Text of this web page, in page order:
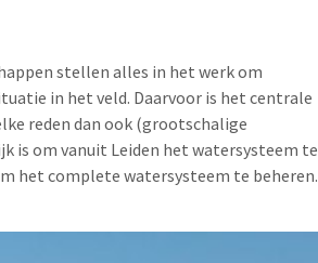
stellen alles in het werk om
in het veld. Daarvoor is het centrale
reden dan ook (grootschalige
om vanuit Leiden het watersysteem te
het complete watersysteem te beheren.